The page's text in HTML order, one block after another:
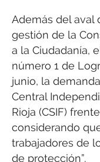
Además del aval
gestión de la
a la Ciudadanía,
número 1 de
junio, la
Central
Rioja (CSIF)
considerando
trabajadores de
de protección”.